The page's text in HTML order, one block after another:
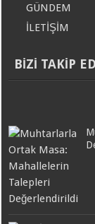
GÜNDEM
İLETİŞİM
BİZİ TAKİP